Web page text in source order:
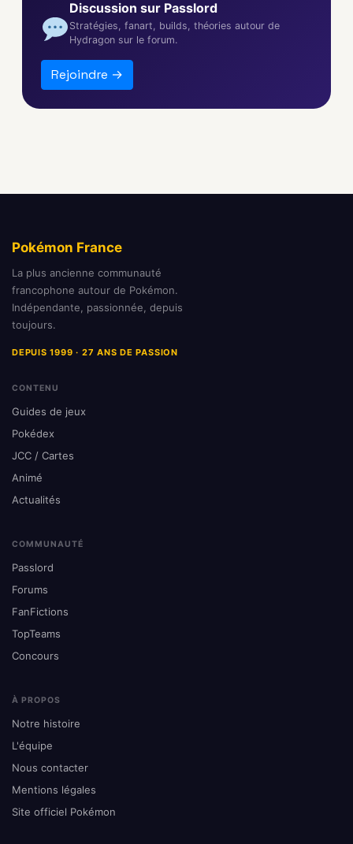
Discussion sur Passlord
Stratégies, fanart, builds, théories autour de
Hydragon sur le forum.
Rejoindre →
Pokémon France
La plus ancienne communauté
francophone autour de Pokémon.
Indépendante, passionnée, depuis
toujours.
DEPUIS 1999 · 27 ANS DE PASSION
CONTENU
Guides de jeux
Pokédex
JCC / Cartes
Animé
Actualités
COMMUNAUTÉ
Passlord
Forums
FanFictions
TopTeams
Concours
À PROPOS
Notre histoire
L'équipe
Nous contacter
Mentions légales
Site officiel Pokémon